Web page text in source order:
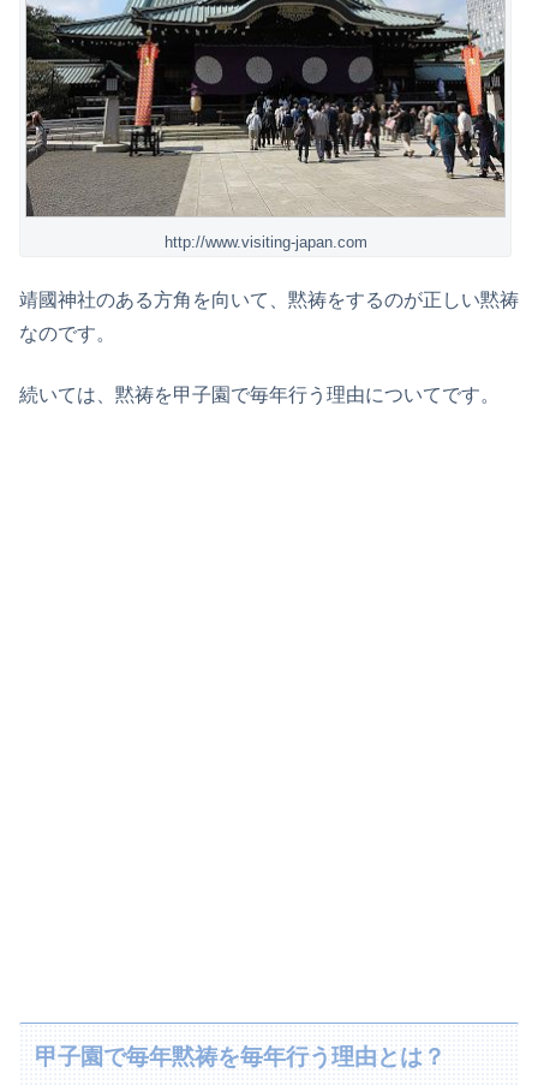
http://www.visiting-japan.com
靖國神社のある方角を向いて、黙祷をするのが正しい黙祷
なのです。
続いては、黙祷を甲子園で毎年行う理由についてです。
甲子園で毎年黙祷を毎年行う理由とは？